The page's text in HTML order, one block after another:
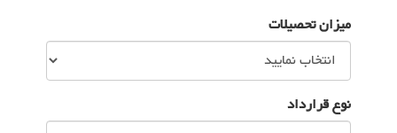
میزان تحصیلات
نوع قرارداد